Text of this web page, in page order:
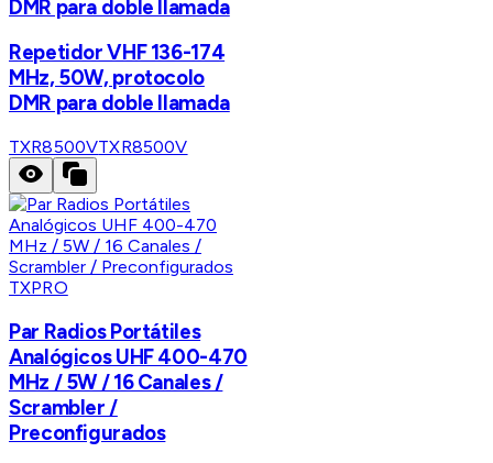
DMR para doble llamada
Repetidor VHF 136-174
MHz, 50W, protocolo
DMR para doble llamada
TXR8500VTXR8500V
TXPRO
Par Radios Portátiles
Analógicos UHF 400-470
MHz / 5W / 16 Canales /
Scrambler /
Preconfigurados